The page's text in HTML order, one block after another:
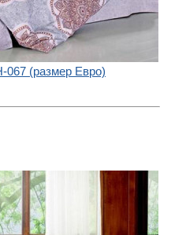
067 (размер Евро)